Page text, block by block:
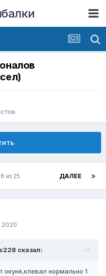
ДАЛЕЕ
из 25
2020
сказал:
нормально 1